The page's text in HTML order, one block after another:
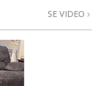
SE VIDEO